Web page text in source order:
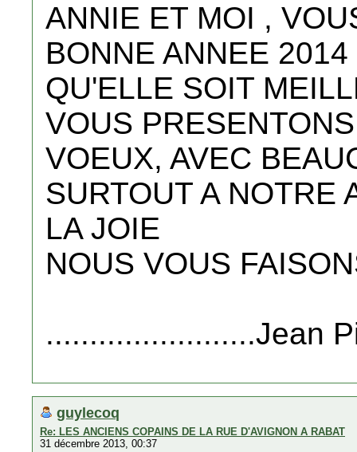
ANNIE ET MOI ,
BONNE ANNEE 2014
QU'ELLE SOIT
VOUS
VOEUX, AVEC
SURTOUT A NOTRE
LA JOIE
NOUS VOUS
........................Jean
guylecoq
Re: LES ANCIENS COPAINS DE LA RUE D'AVIGNON A RABAT
31 décembre 2013, 00:37